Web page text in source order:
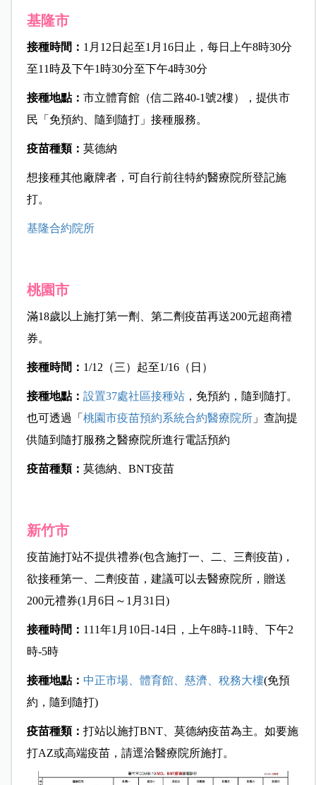
基隆市
接種時間： 1月12日起至1月16日止，每日上午8時30分
至11時及下午1時30分至下午4時30分
接種地點： 市立體育館（信二路40-1號2樓），提供市
民「免預約、隨到隨打」接種服務。
疫苗種類： 莫德納
想接種其他廠牌者，可自行前往特約醫療院所登記施
打。
基隆合約院所
桃園市
滿18歲以上施打第一劑、第二劑疫苗再送200元超商禮
券。
接種時間： 1/12（三）起至1/16（日）
接種地點： 設置37處社區接種站，免預約，隨到隨打。
也可透過「 桃園市疫苗預約系統合約醫療院所」查詢提
供隨到隨打服務之醫療院所進行電話預約
疫苗種類： 莫德納、BNT疫苗
新竹市
疫苗施打站不提供禮券(包含施打一、二、三劑疫苗)，
欲接種第一、二劑疫苗，建議可以去醫療院所，贈送
200元禮券(1月6日～1月31日)
接種時間： 111年1月10日-14日，上午8時-11時、下午2
時-5時
接種地點： 中正市場、體育館、慈濟、稅務大樓(免預
約，隨到隨打)
疫苗種類： 打站以施打BNT、莫德納疫苗為主。如要施
打AZ或高端疫苗，請逕洽醫療院所施打。